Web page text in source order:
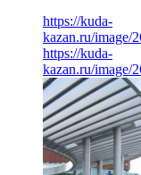
https://kuda-
kazan.ru/image/
https://kuda-
kazan.ru/image/